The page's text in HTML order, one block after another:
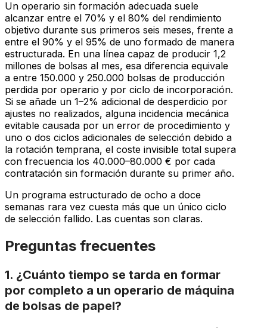
Un operario sin formación adecuada suele
alcanzar entre el 70% y el 80% del rendimiento
objetivo durante sus primeros seis meses, frente a
entre el 90% y el 95% de uno formado de manera
estructurada. En una línea capaz de producir 1,2
millones de bolsas al mes, esa diferencia equivale
a entre 150.000 y 250.000 bolsas de producción
perdida por operario y por ciclo de incorporación.
Si se añade un 1–2% adicional de desperdicio por
ajustes no realizados, alguna incidencia mecánica
evitable causada por un error de procedimiento y
uno o dos ciclos adicionales de selección debido a
la rotación temprana, el coste invisible total supera
con frecuencia los 40.000–80.000 € por cada
contratación sin formación durante su primer año.
Un programa estructurado de ocho a doce
semanas rara vez cuesta más que un único ciclo
de selección fallido. Las cuentas son claras.
Preguntas frecuentes
1. ¿Cuánto tiempo se tarda en formar
por completo a un operario de máquina
de bolsas de papel?